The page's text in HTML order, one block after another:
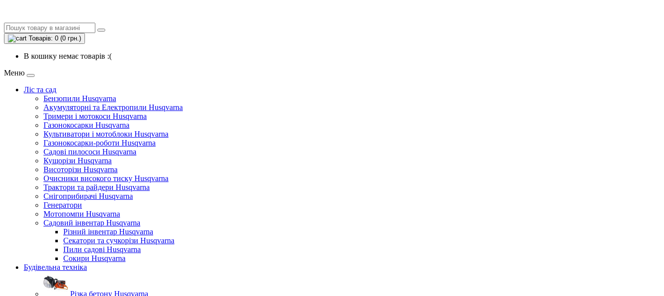
Товарів: 0 (0 грн.)
В кошику немає товарів :(
Меню
Ліс та сад
Бензопили Husqvarna
Акумуляторні та Електропили Husqvarna
Тримери і мотокоси Husqvarna
Газонокосарки Husqvarna
Культиватори і мотоблоки Husqvarna
Газонокосарки-роботи Husqvarna
Садові пилососи Husqvarna
Кущорізи Husqvarna
Висоторізи Husqvarna
Очисники високого тиску Husqvarna
Трактори та райдери Husqvarna
Снігоприбирачі Husqvarna
Генератори
Мотопомпи Husqvarna
Садовий інвентар Husqvarna
Різний інвентар Husqvarna
Секатори та сучкорізи Husqvarna
Пили садові Husqvarna
Сокири Husqvarna
Будівельна техніка
Різка бетону Husqvarna